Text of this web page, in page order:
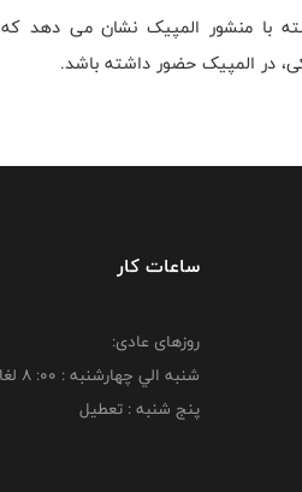
با منشور المپیک نشان می دهد که
در المپیک حضور داشته باشد.
ساعات کار
روزهای عادی:
شنبه الي چهارشنبه : 00: 8 لغايت 16:00
پنج شنبه : تعطیل